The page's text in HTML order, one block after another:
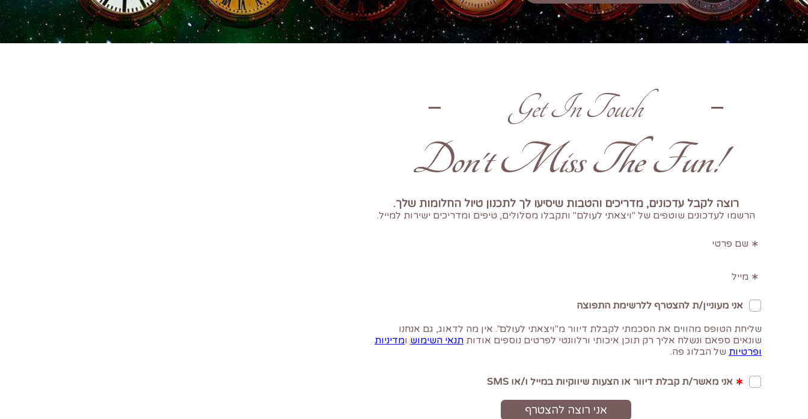
Get In Touch
!Don't Miss The Fun